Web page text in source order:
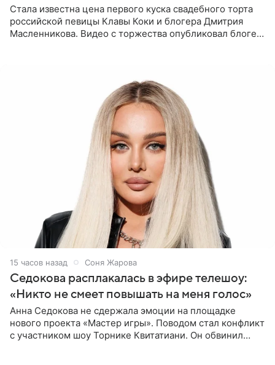
Стала известна цена первого куска свадебного торта
российской певицы Клавы Коки и блогера Дмитрия
Масленникова. Видео с торжества опубликовал блогер
15 часов назад Соня Жарова
Седокова расплакалась в эфире телешоу:
«Никто не смеет повышать на меня голос»
Анна Седокова не сдержала эмоции на площадке
нового проекта «Мастер игры». Поводом стал конфликт
с участником шоу Торнике Квитатиани. Он обвинил